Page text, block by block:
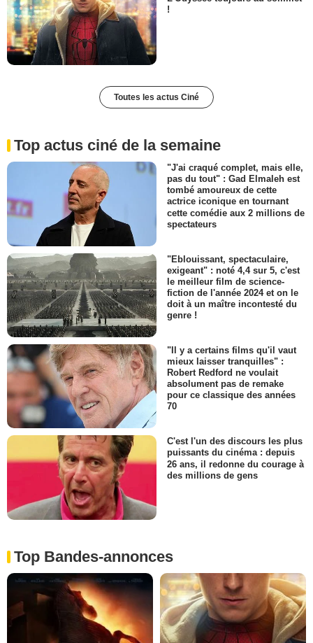
!
Toutes les actus Ciné
Top actus ciné de la semaine
"J'ai craqué complet, mais elle,
pas du tout" : Gad Elmaleh est
tombé amoureux de cette
actrice iconique en tournant
cette comédie aux 2 millions de
spectateurs
"Eblouissant, spectaculaire,
exigeant" : noté 4,4 sur 5, c'est
le meilleur film de science-
fiction de l'année 2024 et on le
doit à un maître incontesté du
genre !
"Il y a certains films qu'il vaut
mieux laisser tranquilles" :
Robert Redford ne voulait
absolument pas de remake
pour ce classique des années
70
C'est l'un des discours les plus
puissants du cinéma : depuis
26 ans, il redonne du courage à
des millions de gens
Top Bandes-annonces